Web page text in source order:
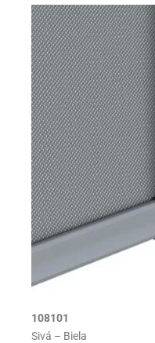
108101
Sivá – Biela